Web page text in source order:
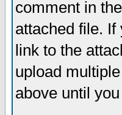
comment in the
attached file.
link to the
upload
above until